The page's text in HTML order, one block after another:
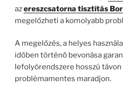
azereszcsatorna tisztítás
megelőzheti a komolyabb
A megelőzés, a helyes
időben történő bevonása
lefolyórendszere hosszú
problémamentes maradjon.